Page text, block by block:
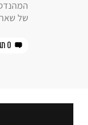
של
0 תגובות